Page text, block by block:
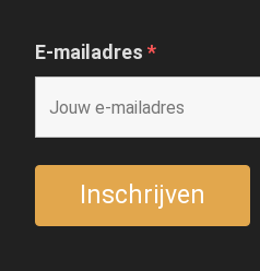
E-mailadres *